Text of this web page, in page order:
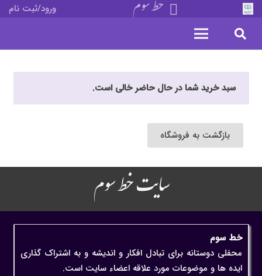
خط سوم ورود/ثبت نام
سبد خرید شما در حال حاضر خالی است.
بازگشت به فروشگاه
سایت خط سوم
خط سوم
محفلی دوستانه برای تبادل افکار و اندیشه و به اشتراک گذاری
ایده ها و موضوعات مورد علاقه اعضاء سایت است.